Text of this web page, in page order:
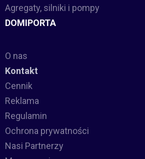
Agregaty, silniki i pompy
DOMIPORTA
O nas
Kontakt
Cennik
Reklama
Regulamin
Ochrona prywatności
Nasi Partnerzy